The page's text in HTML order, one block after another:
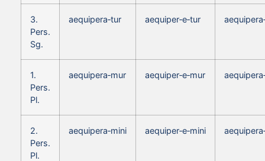
3.
Pers.
Sg.
aequipera‑tur aequiper‑e‑tur
1.
Pers.
Pl.
aequipera‑mur aequiper‑e‑mur
2.
Pers.
Pl.
aequipera‑mini aequiper‑e‑mini